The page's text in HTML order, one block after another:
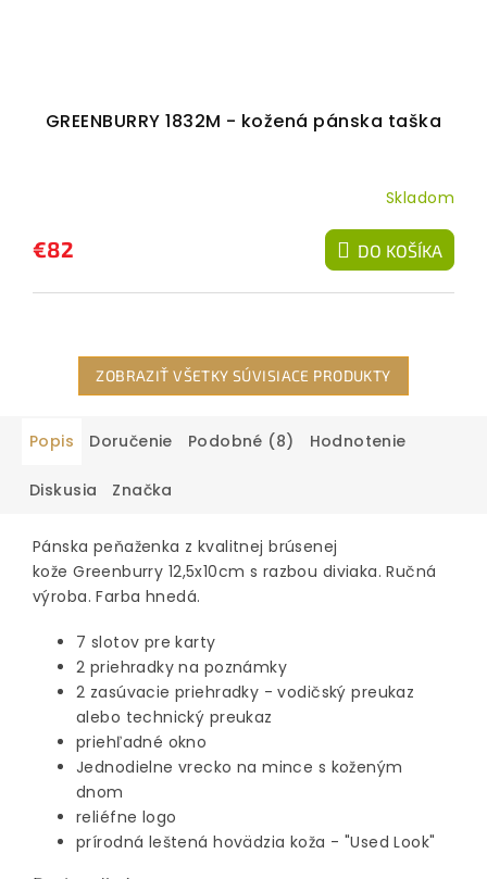
GREENBURRY 1832M - kožená pánska taška
Skladom
€82 DO KOŠÍKA
ZOBRAZIŤ VŠETKY SÚVISIACE PRODUKTY
Popis Doručenie Podobné (8) Hodnotenie
Diskusia Značka
Pánska peňaženka z kvalitnej brúsenej
kože Greenburry 12,5x10cm s razbou diviaka. Ručná
výroba. Farba hnedá.
7 slotov pre karty
2 priehradky na poznámky
2 zasúvacie priehradky - vodičský preukaz
alebo technický preukaz
priehľadné okno
Jednodielne vrecko na mince s koženým
dnom
reliéfne logo
prírodná leštená hovädzia koža - "Used Look"